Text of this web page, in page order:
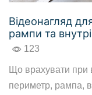
Відеонагляд
рампи та
123
Що врахувати при
периметр, рампа,